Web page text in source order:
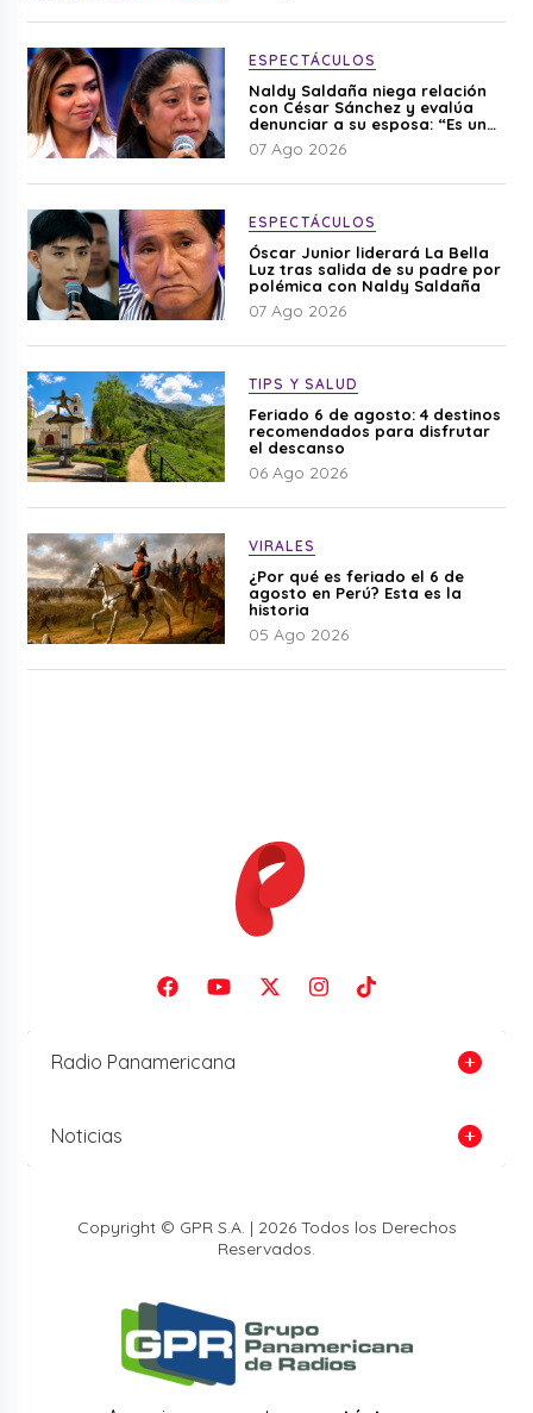
ESPECTÁCULOS
Naldy Saldaña niega relación
con César Sánchez y evalúa
denunciar a su esposa: “Es una
difamación”
07 Ago 2026
ESPECTÁCULOS
Óscar Junior liderará La Bella
Luz tras salida de su padre por
polémica con Naldy Saldaña
07 Ago 2026
TIPS Y SALUD
Feriado 6 de agosto: 4 destinos
recomendados para disfrutar
el descanso
06 Ago 2026
VIRALES
¿Por qué es feriado el 6 de
agosto en Perú? Esta es la
historia
05 Ago 2026
Radio Panamericana
Noticias
Copyright © GPR S.A. | 2026 Todos los Derechos
Reservados.